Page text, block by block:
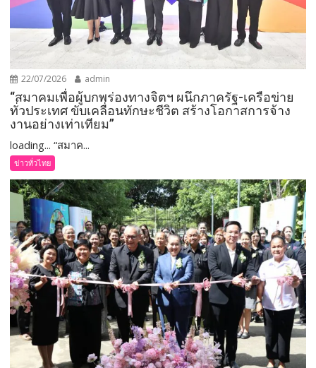
22/07/2026 admin
“สมาคมเพื่อผู้บกพร่องทางจิตฯ ผนึกภาครัฐ-เครือข่าย
ทั่วประเทศ ขับเคลื่อนทักษะชีวิต สร้างโอกาสการจ้าง
งานอย่างเท่าเทียม”
loading... “สมาค...
ข่าวทั่วไทย